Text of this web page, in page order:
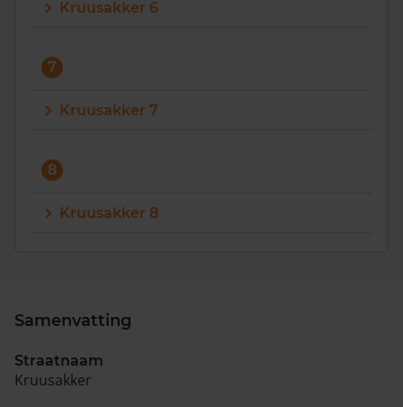
Kruusakker 6
7
Kruusakker 7
8
Kruusakker 8
Samenvatting
Straatnaam
Kruusakker